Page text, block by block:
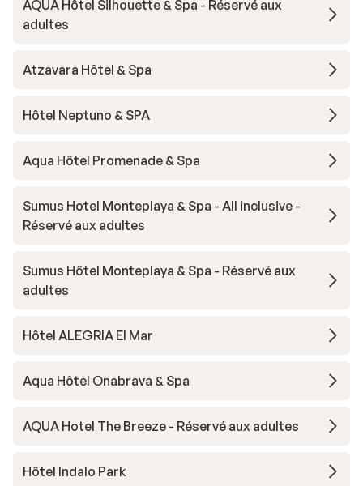
AQUA Hôtel Silhouette & Spa - Réservé aux
adultes
Atzavara Hôtel & Spa
Hôtel Neptuno & SPA
Aqua Hôtel Promenade & Spa
Sumus Hotel Monteplaya & Spa - All inclusive -
Réservé aux adultes
Sumus Hôtel Monteplaya & Spa - Réservé aux
adultes
Hôtel ALEGRIA El Mar
Aqua Hôtel Onabrava & Spa
AQUA Hotel The Breeze - Réservé aux adultes
Hôtel Indalo Park